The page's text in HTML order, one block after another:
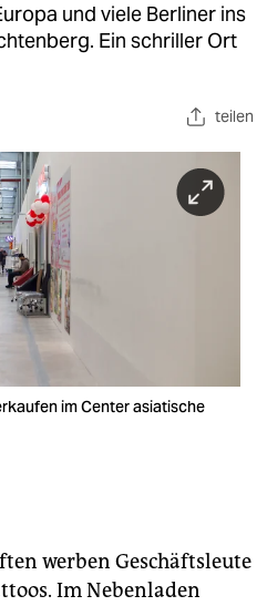
und viele Berliner ins
Ein schriller Ort
teilen
im Center asiatische
werben Geschäftsleute
Im Nebenladen